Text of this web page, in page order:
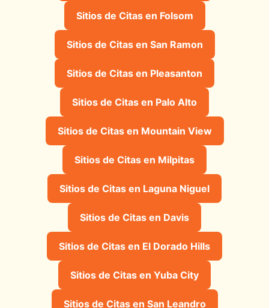
Sitios de Citas en Folsom
Sitios de Citas en San Ramon
Sitios de Citas en Pleasanton
Sitios de Citas en Palo Alto
Sitios de Citas en Mountain View
Sitios de Citas en Milpitas
Sitios de Citas en Laguna Niguel
Sitios de Citas en Davis
Sitios de Citas en El Dorado Hills
Sitios de Citas en Yuba City
Sitios de Citas en San Leandro